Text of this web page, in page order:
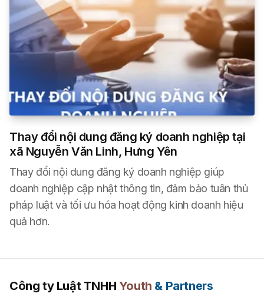
Thay đổi nội dung đăng ký doanh nghiệp tại
xã Nguyễn Văn Linh, Hưng Yên
Thay đổi nội dung đăng ký doanh nghiệp giúp
doanh nghiệp cập nhật thông tin, đảm bảo tuân thủ
pháp luật và tối ưu hóa hoạt động kinh doanh hiệu
quả hơn.
Công ty Luật TNHH Youth & Partners